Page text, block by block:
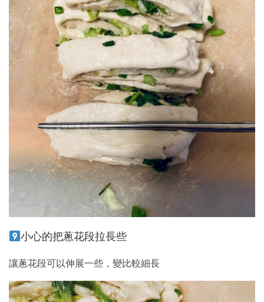
小心的把蔥花段拉長些
讓蔥花段可以伸展一些，變比較細長